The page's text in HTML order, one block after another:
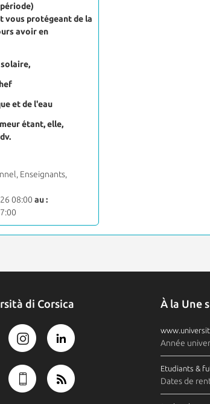
vous protégeant de la
avoir en
solaire,
et de l'eau
étant, elle,
Enseignants,
08:00 au :
di Corsica À la Une
Année
Etudiants &
Dates de